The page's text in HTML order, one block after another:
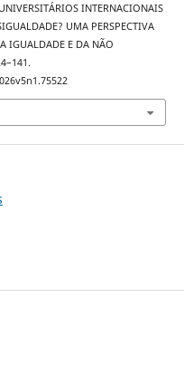
INTERNACIONAIS
UMA PERSPECTIVA
IGUALDADE E DA NÃO